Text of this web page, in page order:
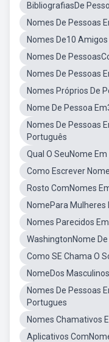
BibliografiasDe
Nomes De Pessoas
Nomes De10
Nomes De
Nomes De Pessoas
Nomes Próprios De
Nome De Pessoa
Nomes De Pessoas
Português
Qual O SeuNome
Como Escrever
Rosto ComNomes
NomePara Mulheres
Nomes Parecidos
WashingtonNome
Como SE Chama O
NomeDos
Nomes De Pessoas
Portugues
Nomes Chamativos
Aplicativos